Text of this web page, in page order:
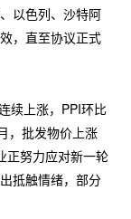
以色列、沙特阿
，直至协议正式
续上涨，PPI环比
，批发物价上涨
正努力应对新一轮
抵触情绪，部分